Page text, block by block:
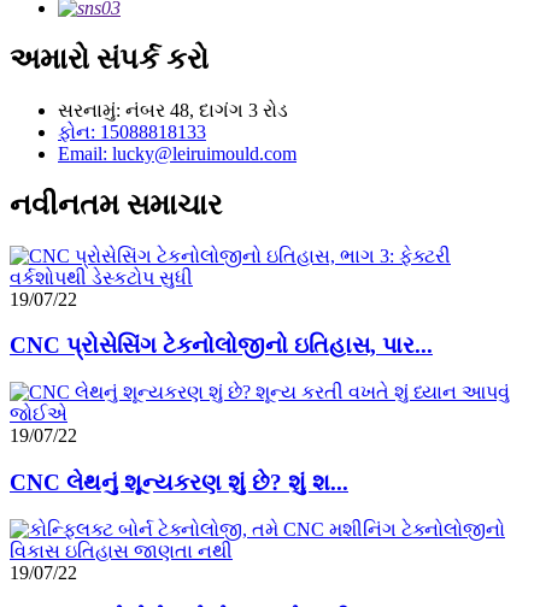
અમારો સંપર્ક કરો
સરનામું: નંબર 48, દાગંગ 3 રોડ
ફોન: 15088818133
Email: lucky@leiruimould.com
નવીનતમ સમાચાર
19/07/22
CNC પ્રોસેસિંગ ટેકનોલોજીનો ઇતિહાસ, પાર...
19/07/22
CNC લેથનું શૂન્યકરણ શું છે? શું શ...
19/07/22